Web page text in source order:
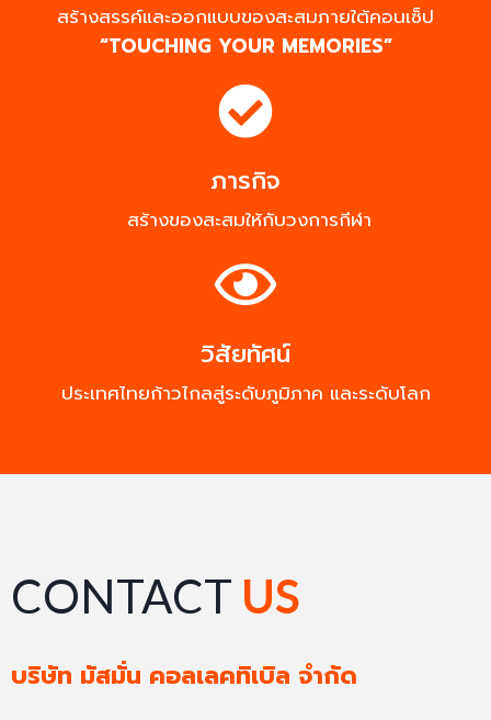
สร้างสรรค์และออกแบบของสะสมภายใต้คอนเซ็ป
“TOUCHING YOUR MEMORIES”
ภารกิจ
สร้างของสะสมให้กับวงการกีฬา
วิสัยทัศน์
ประเทศไทยก้าวไกลสู่ระดับภูมิภาค และระดับโลก
CONTACT US
บริษัท มัสมั่น คอลเลคทิเบิล จำกัด